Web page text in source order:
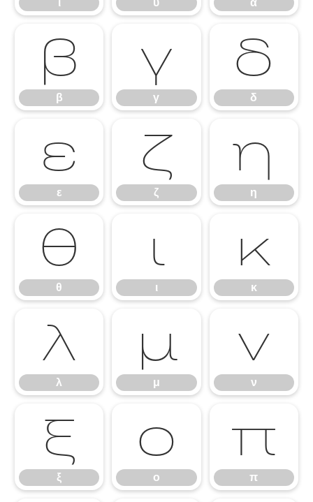
ί ΰ α
β
β
γ
γ
δ
δ
ε
ε
ζ
ζ
η
η
θ
θ
ι
ι
κ
κ
λ
λ
μ
μ
ν
ν
ξ
ξ
ο
ο
π
π